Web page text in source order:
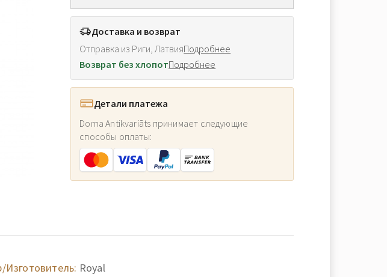
Доставка и возврат
Отправка из Риги, ЛатвияПодробнее
Возврат без хлопотПодробнее
Детали платежа
Doma Antikvariāts принимает следующие
способы оплаты:
Изготовитель: Royal